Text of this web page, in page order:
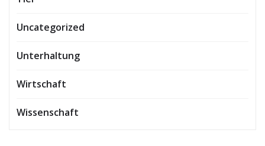
Uncategorized
Unterhaltung
Wirtschaft
Wissenschaft